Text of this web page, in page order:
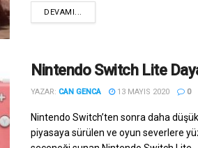
DEVAMI...
Nintendo Switch Lite
YAZAR: CAN GENCA 13 MAYIS 2020 0
Nintendo Switch’ten sonra daha
piyasaya sürülen ve oyun severlere